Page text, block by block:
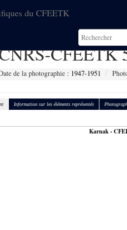
du CFEETK
CFEETK
de la photographie : 1947-1951
Information sur les éléments représentés